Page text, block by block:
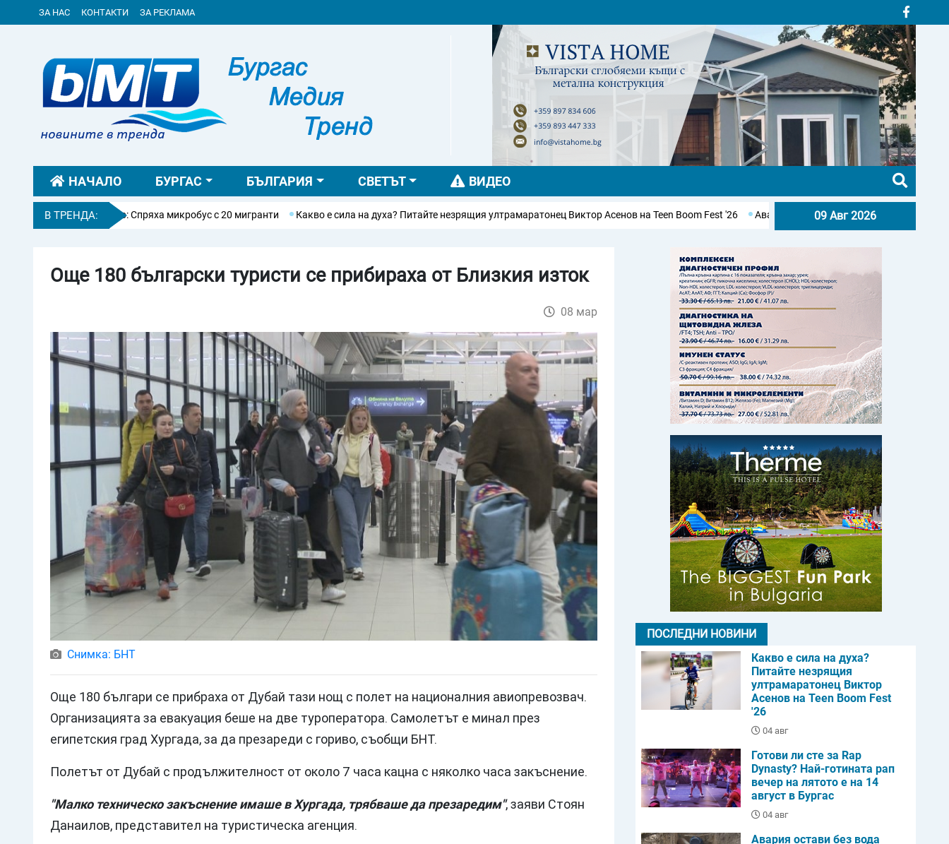
ЗА НАС КОНТАКТИ ЗА РЕКЛАМА
НАЧАЛО БУРГАС БЪЛГАРИЯ СВЕТЪТ ВИДЕО
В ТРЕНДА:
Ропотамо: Спряха микробус с 20 мигранти Какво е сила на духа? Питайте незрящия ултрамаратонец Виктор Асенов на Teen Boom Fest '26 Авария остави без вода десетки населени места в
09 Авг 2026
Още 180 български туристи се прибираха от Близкия изток
08 мар
Снимка: БНТ
Още 180 българи се прибраха от Дубай тази нощ с полет на националния авиопревозвач.
Организацията за евакуация беше на две туроператора. Самолетът е минал през
египетския град Хургада, за да презареди с гориво, съобщи БНТ.
Полетът от Дубай с продължителност от около 7 часа кацна с няколко часа закъснение.
"Малко техническо закъснение имаше в Хургада, трябваше да презаредим", заяви Стоян
Данаилов, представител на туристическа агенция.
ПОСЛЕДНИ НОВИНИ
Какво е сила на духа?
Питайте незрящия
ултрамаратонец Виктор
Асенов на Teen Boom Fest
'26
04 авг
Готови ли сте за Rap
Dynasty? Най-готината рап
вечер на лятото е на 14
август в Бургас
04 авг
Авария остави без вода